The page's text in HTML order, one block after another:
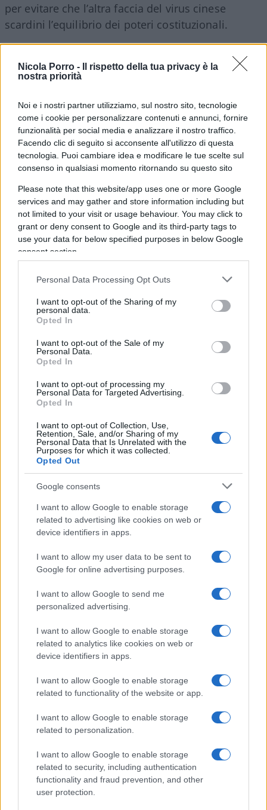
Nicola Porro -
Il rispetto della tua privacy è la
nostra priorità
Noi e i nostri partner utilizziamo, sul nostro sito, tecnologie
come i cookie per personalizzare contenuti e annunci, fornire
funzionalità per social media e analizzare il nostro traffico.
Facendo clic di seguito si acconsente all'utilizzo di questa
tecnologia. Puoi cambiare idea e modificare le tue scelte sul
consenso in qualsiasi momento ritornando su questo sito
Please note that this website/app uses one or more Google
services and may gather and store information including but
not limited to your visit or usage behaviour. You may click to
grant or deny consent to Google and its third-party tags to
use your data for below specified purposes in below Google
consent section.
Personal Data Processing Opt Outs
I want to opt-out of the Sharing of my
personal data.
Opted In
I want to opt-out of the Sale of my
Personal Data.
Opted In
I want to opt-out of processing my
Personal Data for Targeted Advertising.
Opted In
I want to opt-out of Collection, Use,
Retention, Sale, and/or Sharing of my
Personal Data that Is Unrelated with the
Purposes for which it was collected.
Opted Out
Google consents
I want to allow Google to enable storage
related to advertising like cookies on web or
device identifiers in apps.
I want to allow my user data to be sent to
Google for online advertising purposes.
I want to allow Google to send me
personalized advertising.
I want to allow Google to enable storage
related to analytics like cookies on web or
device identifiers in apps.
I want to allow Google to enable storage
related to functionality of the website or app.
I want to allow Google to enable storage
related to personalization.
I want to allow Google to enable storage
related to security, including authentication
functionality and fraud prevention, and other
user protection.
per evitare che l’altra faccia del virus cinese
scardini l’equilibrio dei poteri costituzionali.
Preserviamo l’igiene democratica dalle influenze
liberticide e dagli arbitrii dissimulati nella tasca
dell’emergenza.
Andrea Amata per Il Tempo, 22 aprile 2020
PAGINA
PRECEDENTE
Pagina
Successiva
15
Leggi i commenti
Vai all'archivio delle vignette
Trionchetti Povera: “Meno
burocrazia e vincoli per far
correre il Paese”
Marco Tronchetti Provera, Presidente Esecutivo
del gruppo Pirelli, guarda al futuro con
Marco Leardi
Liberare le energie che l’Italia già possiede per
consentire al Paese di esprimere tutto il proprio
potenziale. La strategia proposta da